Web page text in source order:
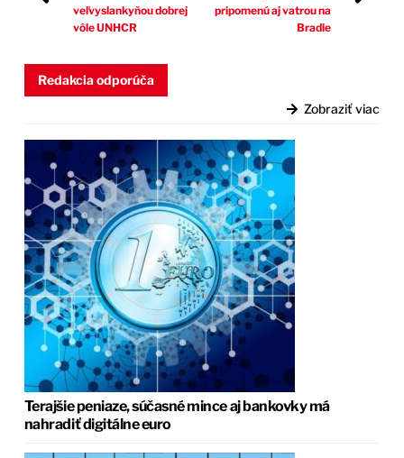
veľvyslankyňou dobrej
vôle UNHCR
pripomenú aj vatrou na
Bradle
Redakcia odporúča
Zobraziť viac
Terajšie peniaze, súčasné mince aj bankovky má
nahradiť digitálne euro